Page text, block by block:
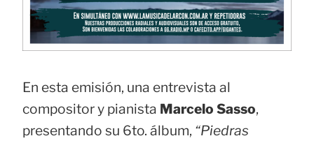
En esta emisión, una entrevista al
compositor y pianista Marcelo Sasso,
presentando su 6to. álbum, “Piedras